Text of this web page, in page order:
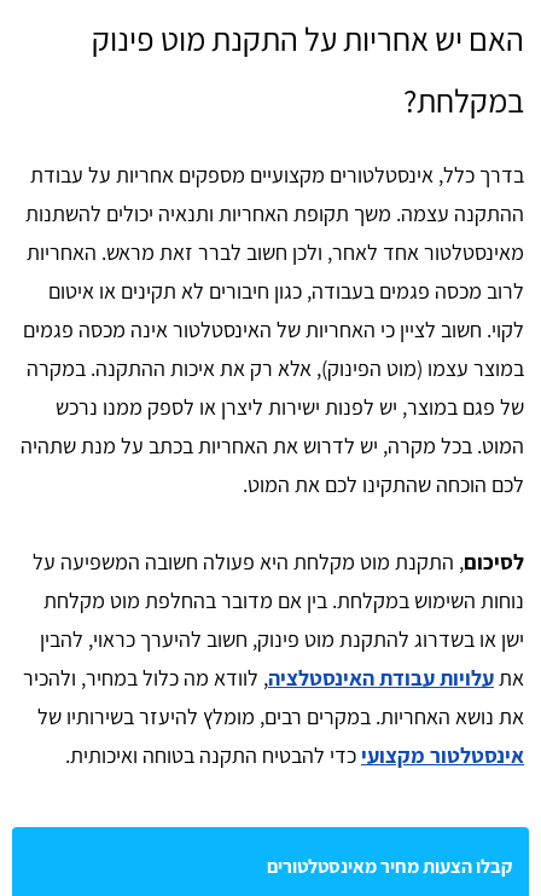
האם יש אחריות על התקנת מוט פינוק
במקלחת?
בדרך כלל, אינסטלטורים מקצועיים מספקים אחריות על עבודת
ההתקנה עצמה. משך תקופת האחריות ותנאיה יכולים להשתנות
מאינסטלטור אחד לאחר, ולכן חשוב לברר זאת מראש. האחריות
לרוב מכסה פגמים בעבודה, כגון חיבורים לא תקינים או איטום
לקוי. חשוב לציין כי האחריות של האינסטלטור אינה מכסה פגמים
במוצר עצמו (מוט הפינוק), אלא רק את איכות ההתקנה. במקרה
של פגם במוצר, יש לפנות ישירות ליצרן או לספק ממנו נרכש
המוט. בכל מקרה, יש לדרוש את האחריות בכתב על מנת שתהיה
לכם הוכחה שהתקינו לכם את המוט.
לסיכום, התקנת מוט מקלחת היא פעולה חשובה המשפיעה על
נוחות השימוש במקלחת. בין אם מדובר בהחלפת מוט מקלחת
ישן או בשדרוג להתקנת מוט פינוק, חשוב להיערך כראוי, להבין
אתעלויות עבודת האינסטלציה, לוודא מה כלול במחיר, ולהכיר
את נושא האחריות. במקרים רבים, מומלץ להיעזר בשירותיו של
אינסטלטור מקצועי כדי להבטיח התקנה בטוחה ואיכותית.
קבלו הצעות מחיר מאינסטלטורים